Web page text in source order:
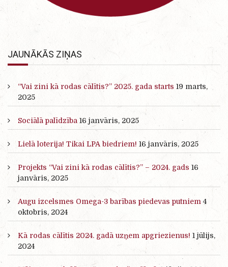
JAUNĀKĀS ZIŅAS
“Vai zini kā rodas cālītis?” 2025. gada starts 19 marts,
2025
Sociālā palīdzība 16 janvāris, 2025
Lielā loterija! Tikai LPA biedriem! 16 janvāris, 2025
Projekts “Vai zini kā rodas cālītis?” – 2024. gads 16
janvāris, 2025
Augu izcelsmes Omega-3 barības piedevas putniem 4
oktobris, 2024
Kā rodas cālītis 2024. gadā uzņem apgriezienus! 1 jūlijs,
2024